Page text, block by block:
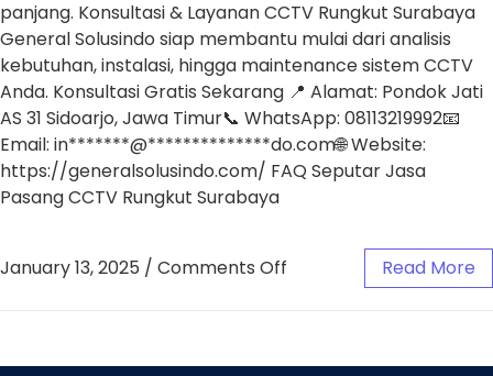
panjang. Konsultasi & Layanan CCTV Rungkut Surabaya
General Solusindo siap membantu mulai dari analisis
kebutuhan, instalasi, hingga maintenance sistem CCTV
Anda. Konsultasi Gratis Sekarang 📍 Alamat: Pondok Jati
AS 31 Sidoarjo, Jawa Timur📞 WhatsApp: 08113219992📧
Email: in*******@**************do.com🌐 Website:
https://generalsolusindo.com/ FAQ Seputar Jasa
Pasang CCTV Rungkut Surabaya
January 13, 2025 / Comments Off Read More